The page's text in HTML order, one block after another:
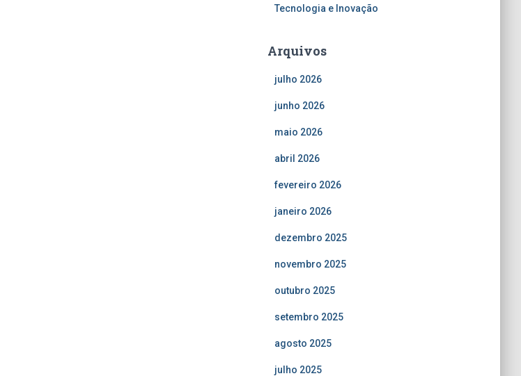
Tecnologia e Inovação
Arquivos
julho 2026
junho 2026
maio 2026
abril 2026
fevereiro 2026
janeiro 2026
dezembro 2025
novembro 2025
outubro 2025
setembro 2025
agosto 2025
julho 2025